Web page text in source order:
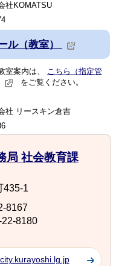
KOMATSU
ル（教室）
室案内は、 こちら（指定管
をご覧ください。
リースキン倉吉
局 社会教育課
435-1
8167
8180